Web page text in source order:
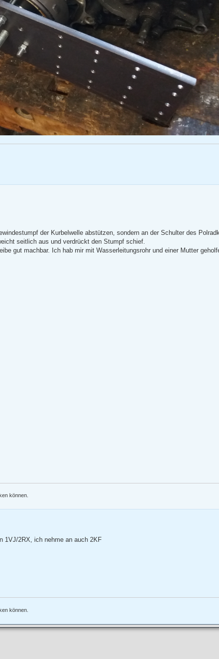
der Kurbelwelle abstützen, sondern an der Schulter des
seitlich aus und verdrückt den Stumpf schief.
gut machbar. Ich hab mir mit Wasserleitungsrohr und einer Mutter
können.
1VJ/2RX, ich nehme an auch 2KF
können.